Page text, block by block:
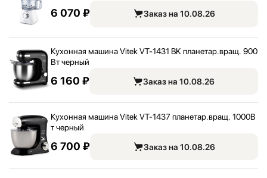
6 070 ₽ Заказ на 10.08.26
Кухонная машина Vitek VT-1431 BK планетар.вращ. 900
Вт черный
6 160 ₽ Заказ на 10.08.26
Кухонная машина Vitek VT-1437 планетар.вращ. 1000В
т черный
6 700 ₽ Заказ на 10.08.26